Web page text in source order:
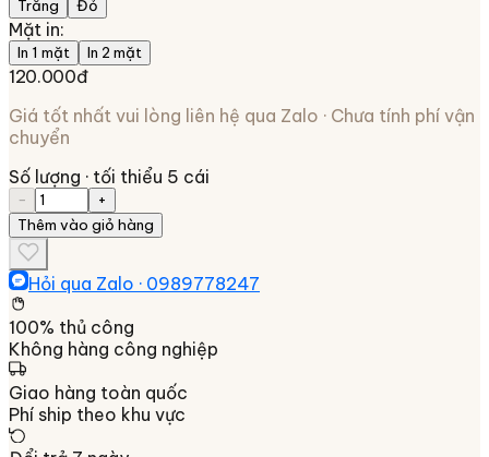
Trắng Đỏ
Mặt in:
In 1 mặt In 2 mặt
120.000đ
Giá tốt nhất vui lòng liên hệ qua Zalo · Chưa tính phí vận
chuyển
Số lượng · tối thiểu 5 cái
−
+
Thêm vào giỏ hàng
Hỏi qua Zalo · 0989778247
100% thủ công
Không hàng công nghiệp
Giao hàng toàn quốc
Phí ship theo khu vực